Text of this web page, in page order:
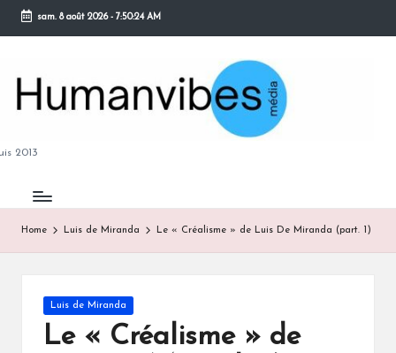
Skip
content
sam. 8 août 2026- 7:50:25 AM
2013
Home Luis de Miranda Le « Créalisme » de Luis De Miranda (part. 1)
Posted
in
Luis de Miranda
Le « Créalisme » de